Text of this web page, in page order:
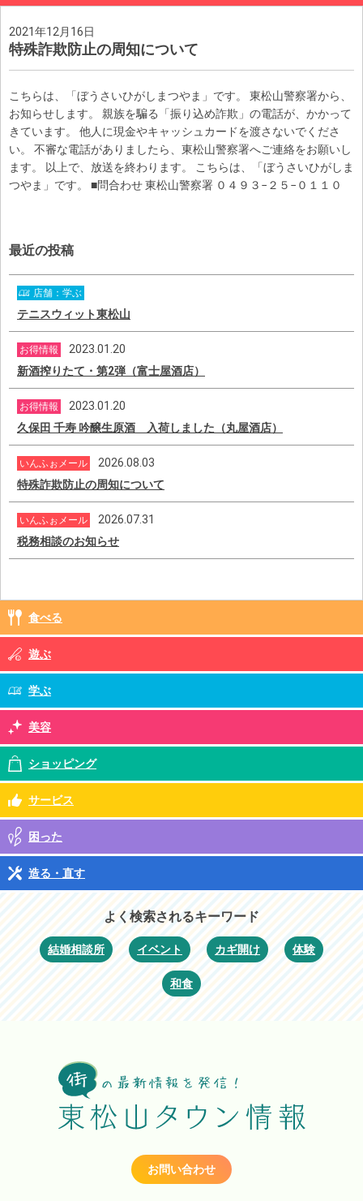
2021年12月16日
特殊詐欺防止の周知について
こちらは、「ぼうさいひがしまつやま」です。 東松山警察署から、
お知らせします。 親族を騙る「振り込め詐欺」の電話が、かかって
きています。 他人に現金やキャッシュカードを渡さないでくださ
い。 不審な電話がありましたら、東松山警察署へご連絡をお願いし
ます。 以上で、放送を終わります。 こちらは、「ぼうさいひがしま
つやま」です。 ■問合わせ 東松山警察署 ０４９３−２５−０１１０
最近の投稿
店舗：学ぶ
テニスウィット東松山
お得情報
2023.01.20
新酒搾りたて・第2弾（富士屋酒店）
お得情報
2023.01.20
久保田 千寿 吟醸生原酒 入荷しました（丸屋酒店）
いんふぉメール
2026.08.03
特殊詐欺防止の周知について
いんふぉメール
2026.07.31
税務相談のお知らせ
食べる
遊ぶ
学ぶ
美容
ショッピング
サービス
困った
造る・直す
よく検索されるキーワード
結婚相談所 イベント カギ開け 体験
和食
お問い合わせ